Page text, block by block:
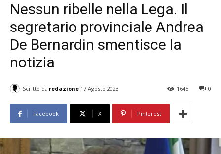
Nessun ribelle nella Lega. Il
segretario provinciale Andrea
De Bernardin smentisce la
notizia
Scritto da redazione 17 Agosto 2023 0
1645
Facebook X Pinterest